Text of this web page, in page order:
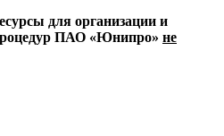
для организации и
ПАО «Юнипро» не